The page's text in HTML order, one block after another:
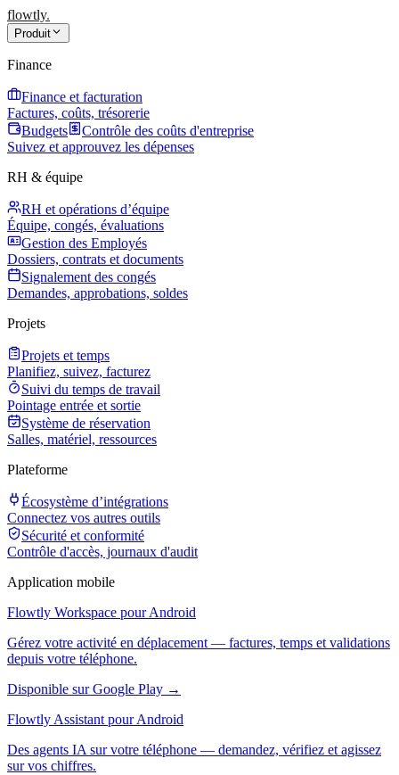
flowtly.
Produit
Finance
Finance et facturation
Factures, coûts, trésorerie
Budgets
Contrôle des coûts d'entreprise
Suivez et approuvez les dépenses
RH & équipe
RH et opérations d’équipe
Équipe, congés, évaluations
Gestion des Employés
Dossiers, contrats et documents
Signalement des congés
Demandes, approbations, soldes
Projets
Projets et temps
Planifiez, suivez, facturez
Suivi du temps de travail
Pointage entrée et sortie
Système de réservation
Salles, matériel, ressources
Plateforme
Écosystème d’intégrations
Connectez vos autres outils
Sécurité et conformité
Contrôle d'accès, journaux d'audit
Application mobile
Flowtly Workspace pour Android
Gérez votre activité en déplacement — factures, temps et validations
depuis votre téléphone.
Disponible sur Google Play →
Flowtly Assistant pour Android
Des agents IA sur votre téléphone — demandez, vérifiez et agissez
sur vos chiffres.